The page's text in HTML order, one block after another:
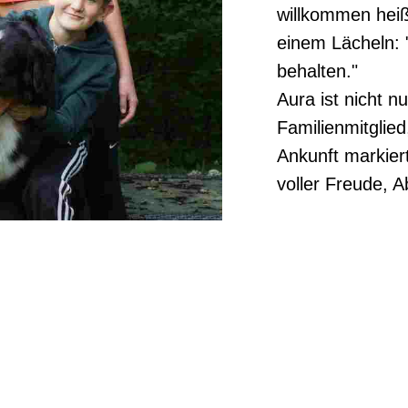
willkommen
einem Lächeln:
behalten."
Aura ist nicht
Ankunft
voller Freude,